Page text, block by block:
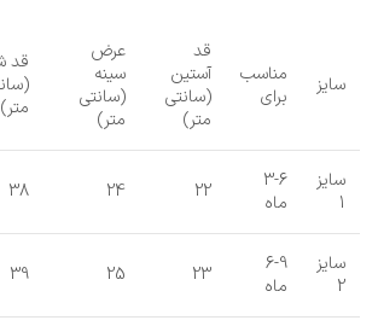
سایز
مناسب
برای
قد
آستین
(سانتی
متر)
عرض
سینه
(سانتی
متر)
قد
متر)
سایز
1
3-6
ماه
22
24
38
سایز
2
6-9
ماه
23
25
39